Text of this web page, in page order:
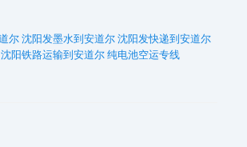
尔沈阳发墨水到安道尔沈阳发快递到安道尔
沈阳铁路运输到安道尔纯电池空运专线